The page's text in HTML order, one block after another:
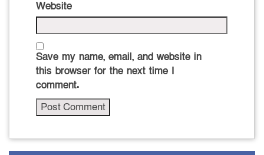
Website
Save my name, email, and website in
this browser for the next time I
comment.